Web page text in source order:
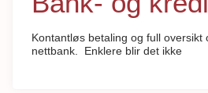
Kontantløs betaling og full oversikt
nettbank. Enklere blir det ikke